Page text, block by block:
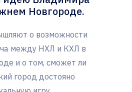
Новгороде.
о возможности
между НХЛ и КХЛ в
и о том, сможет ли
город достояно